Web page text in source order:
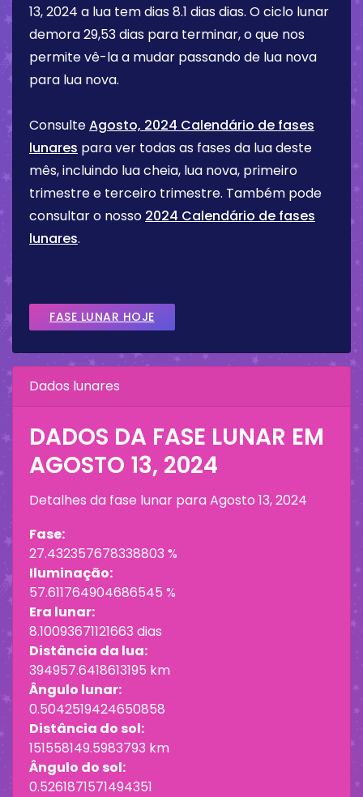
13, 2024 a lua tem dias 8.1 dias dias. O ciclo lunar
demora 29,53 dias para terminar, o que nos
permite vê-la a mudar passando de lua nova
para lua nova.
ConsulteAgosto, 2024 Calendário de fases
lunares para ver todas as fases da lua deste
mês, incluindo lua cheia, lua nova, primeiro
trimestre e terceiro trimestre. Também pode
consultar o nosso 2024 Calendário de fases
lunares.
FASE LUNAR HOJE
Dados lunares
DADOS DA FASE LUNAR EM
AGOSTO 13, 2024
Detalhes da fase lunar paraAgosto 13, 2024
Fase:
27.432357678338803 %
Iluminação:
57.611764904686545 %
Era lunar:
8.10093671121663 dias
Distância da lua:
394957.6418613195 km
Ângulo lunar:
0.5042519424650858
Distância do sol:
151558149.5983793 km
Ângulo do sol:
0.5261871571494351